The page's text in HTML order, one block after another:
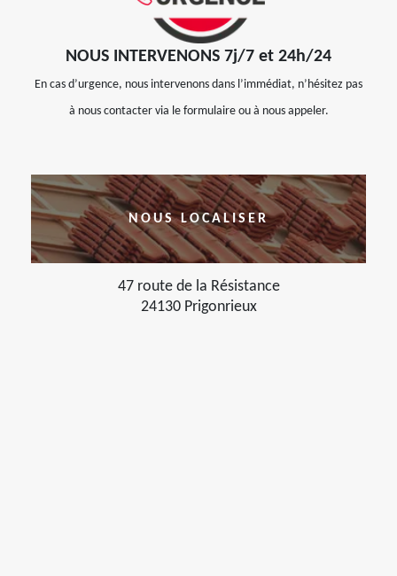
NOUS INTERVENONS 7j/7 et 24h/24
En cas d’urgence, nous intervenons dans l’immédiat, n’hésitez pas
à nous contacter via le formulaire ou à nous appeler.
NOUS LOCALISER
47 route de la Résistance
24130 Prigonrieux